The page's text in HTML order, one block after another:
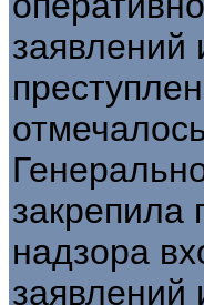
заявлений
закрепила
надзора
заявлений